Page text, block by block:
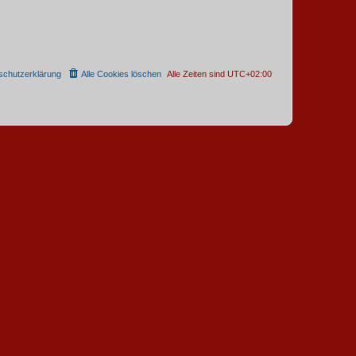
Alle Zeiten sind UTC+02:00
Alle Cookies löschen